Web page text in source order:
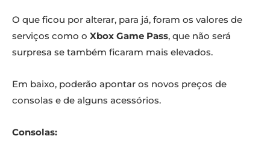
O que ficou por alterar, para já, foram os valores de
serviços como o Xbox Game Pass, que não será
surpresa se também ficaram mais elevados.
Em baixo, poderão apontar os novos preços de
consolas e de alguns acessórios.
Consolas: